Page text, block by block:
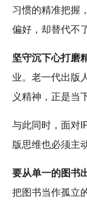
习惯的精准把握
偏好，却替代不
坚守沉下心打磨
业。老一代出版
义精神，正是当
与此同时，面对
版思维也必须主
要从单一的图书
把图书当作孤立